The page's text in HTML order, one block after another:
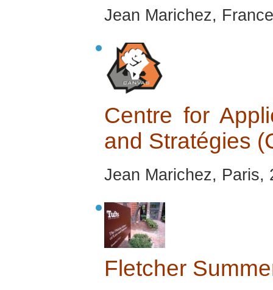
Jean Marichez,
Centre for
and Stratégies
Jean Marichez, Paris,
Fletcher